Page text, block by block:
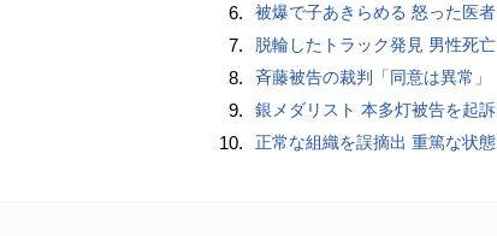
6. 被爆で子あきらめる 怒った医者
7. 脱輪したトラック発見 男性死亡
8. 斉藤被告の裁判「同意は異常」
9. 銀メダリスト 本多灯被告を起訴
10. 正常な組織を誤摘出 重篤な状態